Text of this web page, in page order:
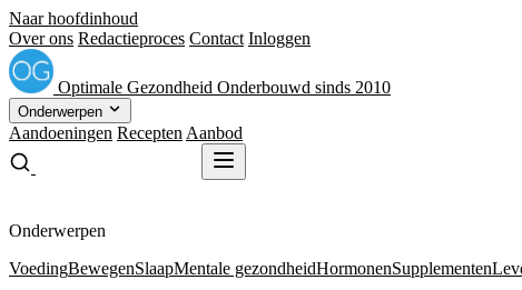
Naar hoofdinhoud
Over ons Redactieproces Contact Inloggen
Optimale Gezondheid Onderbouwd sinds 2010
Onderwerpen
Aandoeningen Recepten Aanbod
Onderwerpen
VoedingBewegenSlaapMentale gezondheidHormonenSupplementen